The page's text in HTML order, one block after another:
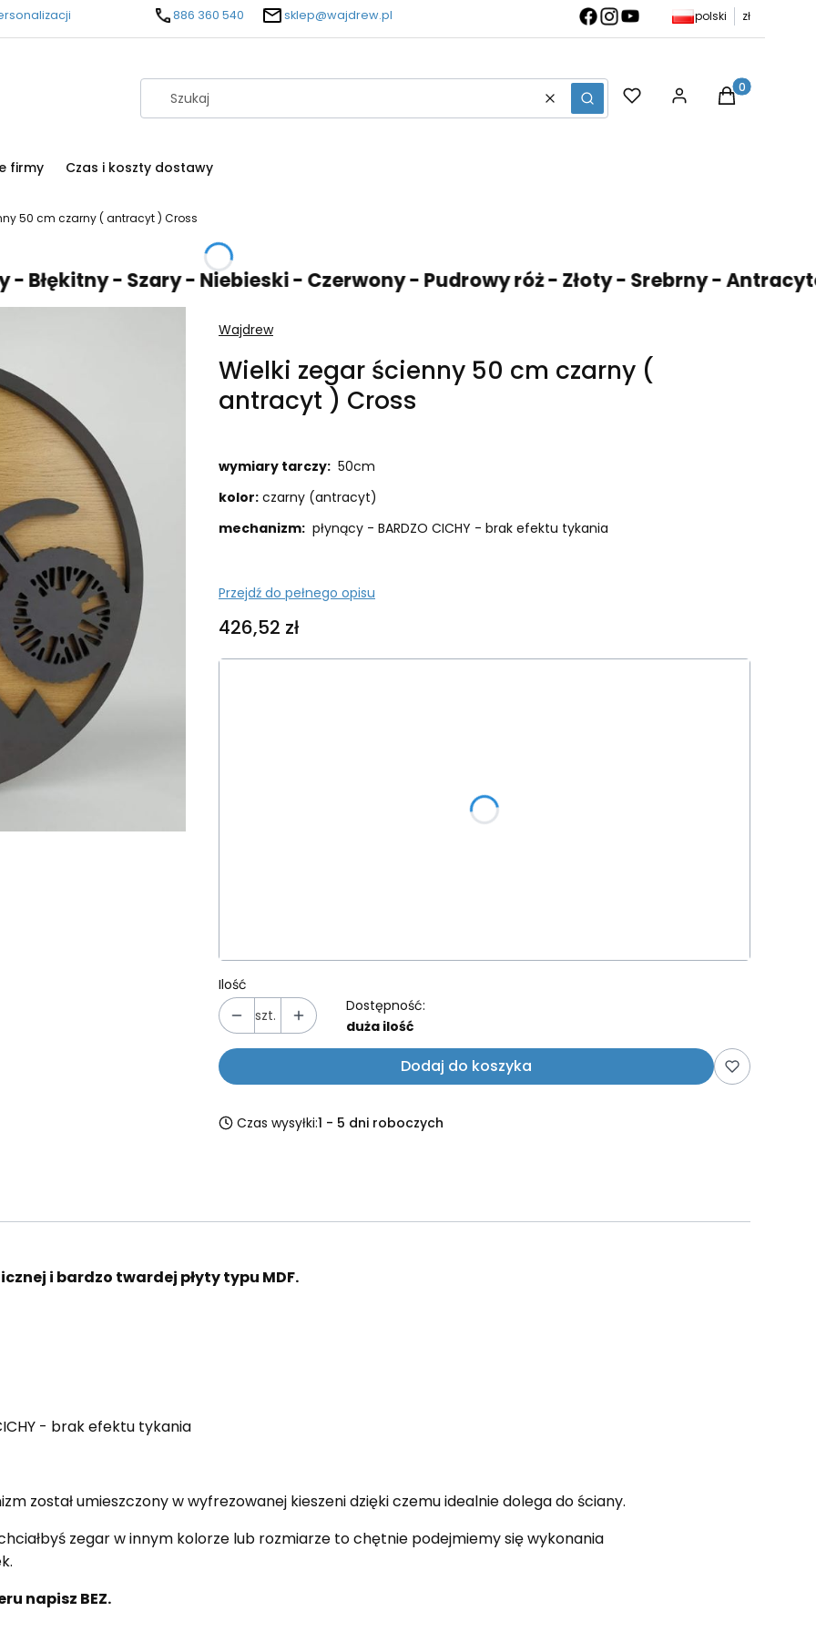
886 360 540 sklep@wajdrew.pl polski zł
WyczyśćSzukaj Produkty w
firmy Czas i koszty dostawy
50 cm czarny ( antracyt ) Cross
- Szary - Niebieski - Czerwony - Pudrowy róż - Złoty - Srebrny - Antracytowy
Wajdrew
Wielki zegar ścienny 50 cm czarny (
antracyt ) Cross
wymiary tarczy: 50cm
kolor: czarny (antracyt)
mechanizm: płynący - BARDZO CICHY - brak efektu tykania
Przejdź do pełnego opisu
Cena
426,52 zł
Z sekundnikiem ( czerwona wskazówka )
Ilość
szt.
Dostępność:
duża ilość
Dodaj do koszyka
Czas wysyłki:1 - 5 dni roboczych
i bardzo twardej płyty typu MDF.
- brak efektu tykania
został umieszczony w wyfrezowanej kieszeni dzięki czemu idealnie dolega do ściany.
zegar w innym kolorze lub rozmiarze to chętnie podejmiemy się wykonania
napisz BEZ.